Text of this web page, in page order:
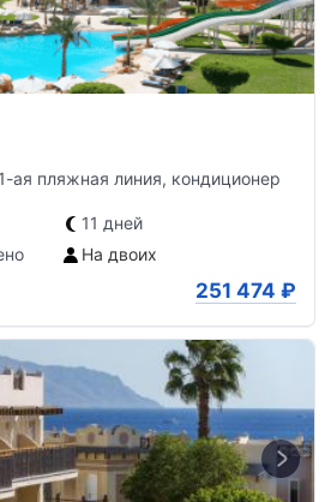
ая пляжная линия, кондиционер
11 дней
На двоих
251 474 ₽